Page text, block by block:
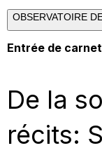
OBSERVATOIRE
Entrée de carnet
De la
récits: